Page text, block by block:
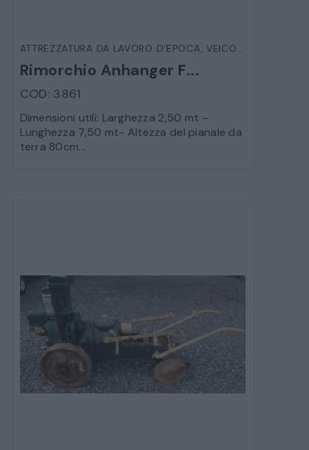
CATALOGO COMPLETO
SALE DA PRANZO E SOGGIORNO
TAVOLI TAVOLINI CONSOLE
ATTREZZATURA DA LAVORO D'EPOCA, VEICOLI D'EPOCA
Rimorchio Anhanger F...
COD: 3861
Dimensioni utili: Larghezza 2,50 mt –
Lunghezza 7,50 mt- Altezza del pianale da
terra 80cm...